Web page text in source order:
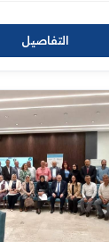
التفاصيل